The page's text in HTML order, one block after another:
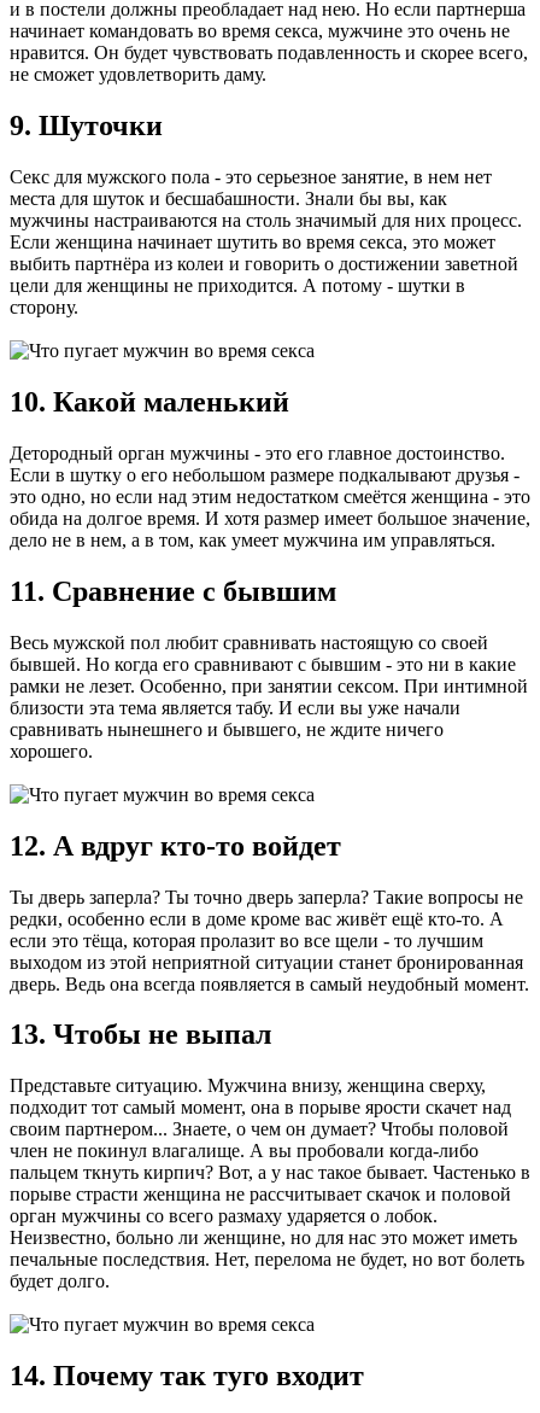
и в постели должны преобладает над нею. Но если партнерша
начинает командовать во время секса, мужчине это очень не
нравится. Он будет чувствовать подавленность и скорее всего,
не сможет удовлетворить даму.
9. Шуточки
Секс для мужского пола - это серьезное занятие, в нем нет
места для шуток и бесшабашности. Знали бы вы, как
мужчины настраиваются на столь значимый для них процесс.
Если женщина начинает шутить во время секса, это может
выбить партнёра из колеи и говорить о достижении заветной
цели для женщины не приходится. А потому - шутки в
сторону.
10. Какой маленький
Детородный орган мужчины - это его главное достоинство.
Если в шутку о его небольшом размере подкалывают друзья -
это одно, но если над этим недостатком смеётся женщина - это
обида на долгое время. И хотя размер имеет большое значение,
дело не в нем, а в том, как умеет мужчина им управляться.
11. Сравнение с бывшим
Весь мужской пол любит сравнивать настоящую со своей
бывшей. Но когда его сравнивают с бывшим - это ни в какие
рамки не лезет. Особенно, при занятии сексом. При интимной
близости эта тема является табу. И если вы уже начали
сравнивать нынешнего и бывшего, не ждите ничего
хорошего.
12. А вдруг кто-то войдет
Ты дверь заперла? Ты точно дверь заперла? Такие вопросы не
редки, особенно если в доме кроме вас живёт ещё кто-то. А
если это тёща, которая пролазит во все щели - то лучшим
выходом из этой неприятной ситуации станет бронированная
дверь. Ведь она всегда появляется в самый неудобный момент.
13. Чтобы не выпал
Представьте ситуацию. Мужчина внизу, женщина сверху,
подходит тот самый момент, она в порыве ярости скачет над
своим партнером... Знаете, о чем он думает? Чтобы половой
член не покинул влагалище. А вы пробовали когда-либо
пальцем ткнуть кирпич? Вот, а у нас такое бывает. Частенько в
порыве страсти женщина не рассчитывает скачок и половой
орган мужчины со всего размаху ударяется о лобок.
Неизвестно, больно ли женщине, но для нас это может иметь
печальные последствия. Нет, перелома не будет, но вот болеть
будет долго.
14. Почему так туго входит